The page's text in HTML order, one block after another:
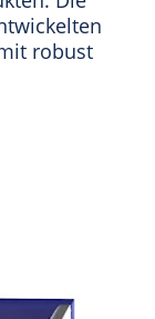
robust